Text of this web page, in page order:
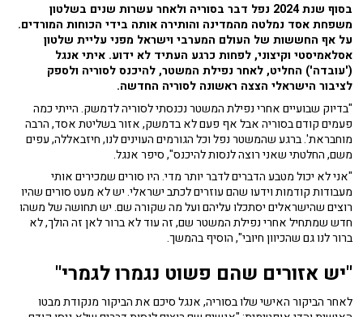
בסוף שנת 2024 נפל דבר בסוריה ולאחר עשרות שנים בשלטון
משפחת אסד נמלטה מהמדינה והותירה אותה בידי הכוחות המורדים.
על אף החששות של העולם המערבי וישראל מפני עליית שלטון
אסלאמיסטי וקיצוני, לפחות כרגע העתיד לא ידוע. איתי אנגל
('עובדה') החליט, לאחר נפילת המשטר, להיכנס לסוריה ולספק
לציבור הישראלי הצצה ראשונה לסוריה החדשה.
"בדיוק שבועיים אחרי נפילת המשטר נכנסתי לסוריה לדמשק. הייתי כמה
פעמים קודם בסוריה אבל אף פעם לא בדמשק, אזור בשליטת אסד, הרבה
מוחבראת'. ברגע שהמשטר נפל וכל הגורמים העוינים לנו, חיזבאללה, עפים
משם, החלטתי שאני רוצה לנסות להיכנס", סיפר אנגל.
"אני לא יכול מטבע הדברים לדבר יותר מדי. היו סורים שמכירים אותי
מעבודות קודמות וידעו שהם עוזרים לכתב ישראלי. יש לא מעט סורים שהיו
רוצים שהישראלים יסתכלו עליהם ועל מה שקורה שם. יש תחושה של משהו
חדש שמתחיל אחרי נפילת המשטר שם, זה עוד לא ברור לאן זה הולך, לא
ברור לנו גם שהכיוון חיובי", הוסיף בהמשך.
"יש אזורים שהם פשוט נגמרו לגמרי"
לאחר הביקור האישי שלו בסוריה, אנגל סיכם את הביקור מנקודת מבטו